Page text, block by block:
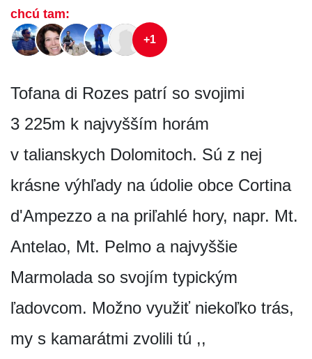
chcú tam:
+1
Tofana di Rozes patrí so svojimi
3 225m k najvyšším horám
v talianskych Dolomitoch. Sú z nej
krásne výhľady na údolie obce Cortina
d'Ampezzo a na priľahlé hory, napr. Mt.
Antelao, Mt. Pelmo a najvyššie
Marmolada so svojím typickým
ľadovcom. Možno využiť niekoľko trás,
my s kamarátmi zvolili tú ,,